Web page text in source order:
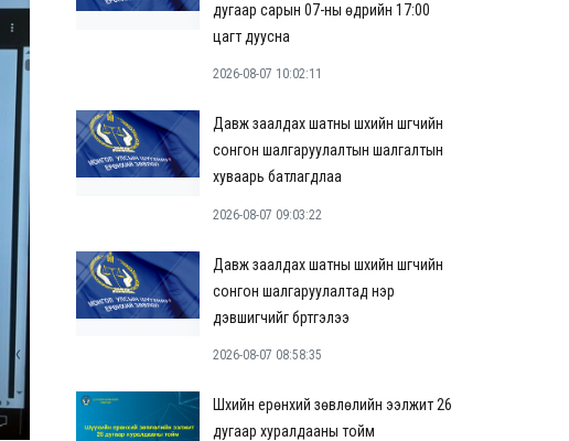
дугаар сарын 07-ны өдрийн 17:00
цагт дуусна
2026-08-07 10:02:11
Давж заалдах шатны шүүхийн шүүгчийн
сонгон шалгаруулалтын шалгалтын
хуваарь батлагдлаа
2026-08-07 09:03:22
Давж заалдах шатны шүүхийн шүүгчийн
сонгон шалгаруулалтад нэр
дэвшигчийг бүртгэлээ
2026-08-07 08:58:35
Шүүхийн ерөнхий зөвлөлийн ээлжит 26
дугаар хуралдааны тойм